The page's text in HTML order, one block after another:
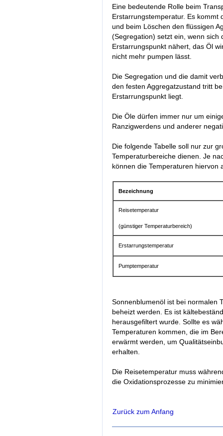
Eine bedeutende Rolle beim
Erstarrungstemperatur. Es kommt
und beim Löschen den flüssigen
(Segregation) setzt ein, wenn sich
Erstarrungspunkt nähert, das Öl
nicht mehr pumpen lässt.
Die Segregation und die damit
den festen Aggregatzustand tritt
Erstarrungspunkt liegt.
Die Öle dürfen immer nur um
Ranzigwerdens und anderer
Die folgende Tabelle soll nur zur
Temperaturbereiche dienen. Je
können die Temperaturen hiervon
Bezeichnung
Reisetemperatur
(günstiger Temperaturbereich)
Erstarrungstemperatur
Pumptemperatur
Sonnenblumenöl ist bei normalen
beheizt werden. Es ist
herausgefiltert wurde. Sollte es
Temperaturen kommen, die im
erwärmt werden, um
erhalten.
Die Reisetemperatur muss
die Oxidationsprozesse zu
Zurück zum Anfang